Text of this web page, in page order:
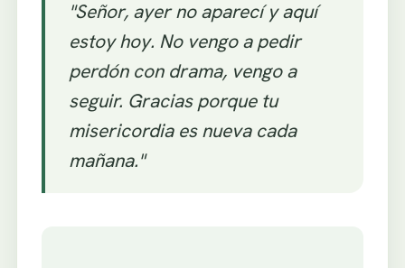
"Señor, ayer no aparecí y aquí
estoy hoy. No vengo a pedir
perdón con drama, vengo a
seguir. Gracias porque tu
misericordia es nueva cada
mañana."